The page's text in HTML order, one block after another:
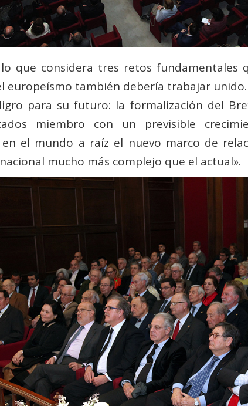
que considera tres retos fundamentales
también debería trabajar
para su futuro: la formalización del
miembro con un previsible
el mundo a raíz el nuevo marco de
mucho más complejo que el actual».